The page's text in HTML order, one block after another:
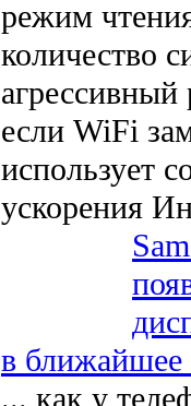
режим
количество
если WiFi
использует
ускорения
в ближайшее
... как у